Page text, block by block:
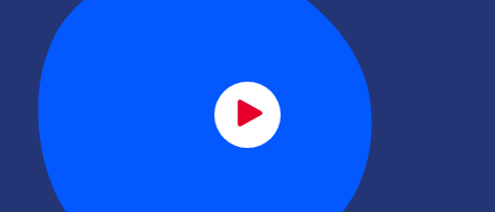
CAT_lancement_FR.mp4